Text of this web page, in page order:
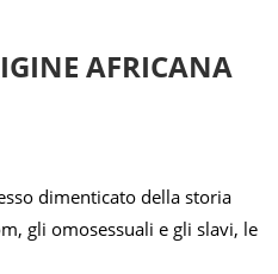
AFRICANA
dimenticato della storia
gli omosessuali e gli slavi, le